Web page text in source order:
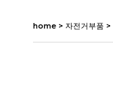
home > 자전거부품 >